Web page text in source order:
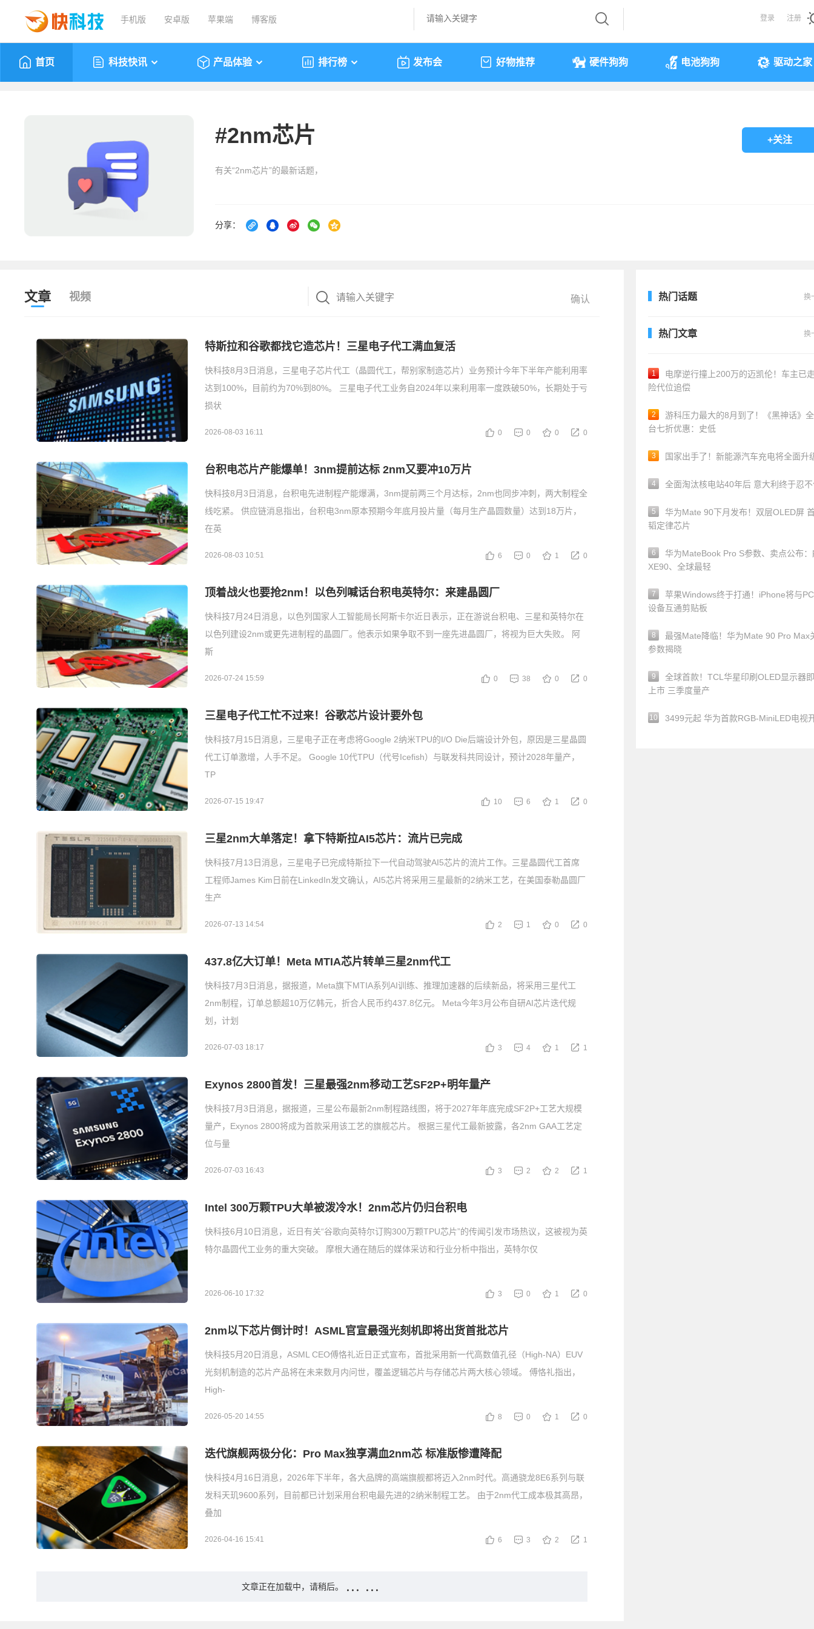
手机版 安卓版 苹果端 博客版 登录 注册
首页 科技快讯 产品体验 排行榜 发布会 好物推荐 硬件狗狗 电池狗狗 驱动之家
#2nm芯片
有关“2nm芯片”的最新话题，
分享：
+关注
文章 视频
特斯拉和谷歌都找它造芯片！三星电子代工满血复活
快科技8月3日消息，三星电子芯片代工（晶圆代工，帮别家制造芯片）业务预计今年下半年产能利用率
达到100%，目前约为70%到80%。 三星电子代工业务自2024年以来利用率一度跌破50%，长期处于亏
损状
2026-08-03 16:11 0 0 0 0
台积电芯片产能爆单！3nm提前达标 2nm又要冲10万片
快科技8月3日消息，台积电先进制程产能爆满，3nm提前两三个月达标，2nm也同步冲刺，两大制程全
线吃紧。 供应链消息指出，台积电3nm原本预期今年底月投片量（每月生产晶圆数量）达到18万片，
在英
2026-08-03 10:51 6 0 1 0
顶着战火也要抢2nm！以色列喊话台积电英特尔：来建晶圆厂
快科技7月24日消息，以色列国家人工智能局长阿斯卡尔近日表示，正在游说台积电、三星和英特尔在
以色列建设2nm或更先进制程的晶圆厂。他表示如果争取不到一座先进晶圆厂，将视为巨大失败。 阿
斯
2026-07-24 15:59 0 38 0 0
三星电子代工忙不过来！谷歌芯片设计要外包
快科技7月15日消息，三星电子正在考虑将Google 2纳米TPU的I/O Die后端设计外包，原因是三星晶圆
代工订单激增，人手不足。 Google 10代TPU（代号Icefish）与联发科共同设计，预计2028年量产，
TP
2026-07-15 19:47 10 6 1 0
三星2nm大单落定！拿下特斯拉AI5芯片：流片已完成
快科技7月13日消息，三星电子已完成特斯拉下一代自动驾驶AI5芯片的流片工作。三星晶圆代工首席
工程师James Kim日前在LinkedIn发文确认，AI5芯片将采用三星最新的2纳米工艺，在美国泰勒晶圆厂
生产
2026-07-13 14:54 2 1 0 0
437.8亿大订单！Meta MTIA芯片转单三星2nm代工
快科技7月3日消息，据报道，Meta旗下MTIA系列AI训练、推理加速器的后续新品，将采用三星代工
2nm制程，订单总额超10万亿韩元，折合人民币约437.8亿元。 Meta今年3月公布自研AI芯片迭代规
划，计划
2026-07-03 18:17 3 4 1 1
Exynos 2800首发！三星最强2nm移动工艺SF2P+明年量产
快科技7月3日消息，据报道，三星公布最新2nm制程路线图，将于2027年年底完成SF2P+工艺大规模
量产，Exynos 2800将成为首款采用该工艺的旗舰芯片。 根据三星代工最新披露，各2nm GAA工艺定
位与量
2026-07-03 16:43 3 2 2 1
Intel 300万颗TPU大单被泼冷水！2nm芯片仍归台积电
快科技6月10日消息，近日有关“谷歌向英特尔订购300万颗TPU芯片”的传闻引发市场热议，这被视为英
特尔晶圆代工业务的重大突破。 摩根大通在随后的媒体采访和行业分析中指出，英特尔仅
2026-06-10 17:32 3 0 1 0
2nm以下芯片倒计时！ASML官宣最强光刻机即将出货首批芯片
快科技5月20日消息，ASML CEO傅恪礼近日正式宣布，首批采用新一代高数值孔径（High-NA）EUV
光刻机制造的芯片产品将在未来数月内问世，覆盖逻辑芯片与存储芯片两大核心领域。 傅恪礼指出，
High-
2026-05-20 14:55 8 0 1 0
迭代旗舰两极分化：Pro Max独享满血2nm芯 标准版惨遭降配
快科技4月16日消息，2026年下半年，各大品牌的高端旗舰都将迈入2nm时代。高通骁龙8E6系列与联
发科天玑9600系列，目前都已计划采用台积电最先进的2纳米制程工艺。 由于2nm代工成本极其高昂，
叠加
2026-04-16 15:41 6 3 2 1
文章正在加载中，请稍后。
热门话题 换
热门文章 换
1
电摩逆行撞上200万的迈凯伦！车主已
险代位追偿
2
游科压力最大的8月到了！《黑神话》
台七折优惠：史低
3 国家出手了！新能源汽车充电将全面升
4 全面淘汰核电站40年后 意大利终于忍
5
华为Mate 90下月发布！双层OLED屏
韬定律芯片
6
华为MateBook Pro S参数、卖点公布：
XE90、全球最轻
7
苹果Windows终于打通！iPhone将与
设备互通剪贴板
8
最强Mate降临！华为Mate 90 Pro Max
参数揭晓
9
全球首款！TCL华星印刷OLED显示器
上市 三季度量产
10 3499元起 华为首款RGB-MiniLED电视